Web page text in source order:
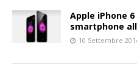
Apple iPhone 6
smartphone
10 Settembre